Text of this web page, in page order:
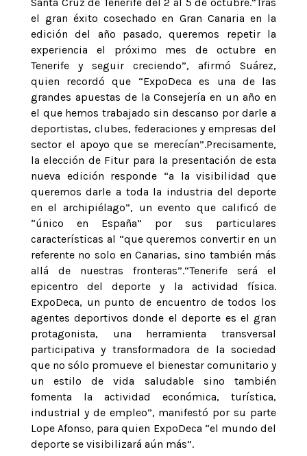
el gran éxito cosechado en Gran Canaria en la
edición del año pasado, queremos repetir la
experiencia el próximo mes de octubre en
Tenerife y seguir creciendo”, afirmó Suárez,
quien recordó que “ExpoDeca es una de las
grandes apuestas de la Consejería en un año en
el que hemos trabajado sin descanso por darle a
deportistas, clubes, federaciones y empresas del
sector el apoyo que se merecían”.Precisamente,
la elección de Fitur para la presentación de esta
nueva edición responde “a la visibilidad que
queremos darle a toda la industria del deporte
en el archipiélago”, un evento que calificó de
“único en España” por sus particulares
características al “que queremos convertir en un
referente no solo en Canarias, sino también más
allá de nuestras fronteras”.“Tenerife será el
epicentro del deporte y la actividad física.
ExpoDeca, un punto de encuentro de todos los
agentes deportivos donde el deporte es el gran
protagonista, una herramienta transversal
participativa y transformadora de la sociedad
que no sólo promueve el bienestar comunitario y
un estilo de vida saludable sino también
fomenta la actividad económica, turística,
industrial y de empleo”, manifestó por su parte
Lope Afonso, para quien ExpoDeca “el mundo del
deporte se visibilizará aún más”.